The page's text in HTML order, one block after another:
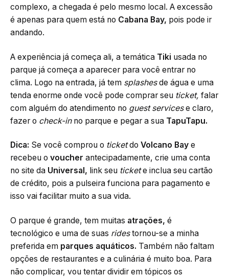
complexo, a chegada é pelo mesmo local. A excessão
é apenas para quem está no Cabana Bay, pois pode ir
andando.
A experiência já começa ali, a temática Tiki usada no
parque já começa a aparecer para você entrar no
clima. Logo na entrada, já tem splashesde água e uma
tenda enorme onde você pode comprar seu ticket, falar
com alguém do atendimento no guest servicese claro,
fazer o check-inno parque e pegar a sua TapuTapu.
Dica: Se você comprou o ticketdo Volcano Bay e
recebeu o voucher antecipadamente, crie uma conta
no site da Universal, link seu tickete inclua seu cartão
de crédito, pois a pulseira funciona para pagamento e
isso vai facilitar muito a sua vida.
O parque é grande, tem muitas atrações, é
tecnológico e uma de suas ridestornou-se a minha
preferida em parques aquáticos. Também não faltam
opções de restaurantes e a culinária é muito boa. Para
não complicar, vou tentar dividir em tópicos os